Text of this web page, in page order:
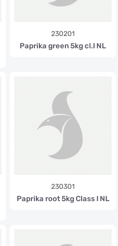
230201
Paprika green 5kg cl.I NL
230301
Paprika root 5kg Class I NL